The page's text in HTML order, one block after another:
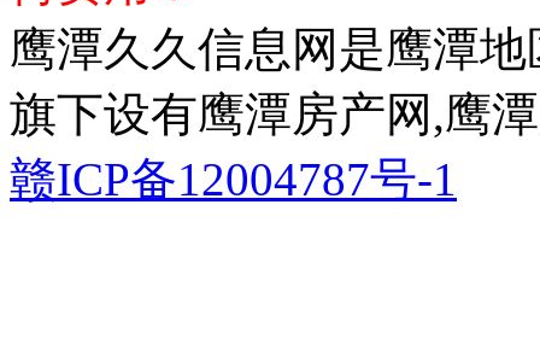
鹰潭久久信息网是鹰潭
旗下设有鹰潭房产网,鹰
赣ICP备12004787号-1